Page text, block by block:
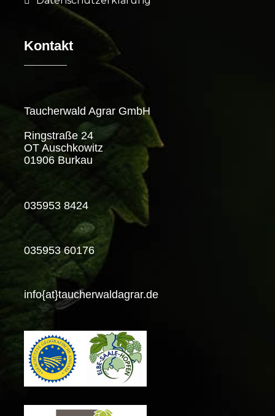
Kontakt
Taucherwald Agrar GmbH
Ringstraße 24
OT Auschkowitz
01906 Burkau
035953 8424
035953 60176
info{at}taucherwaldagrar.de